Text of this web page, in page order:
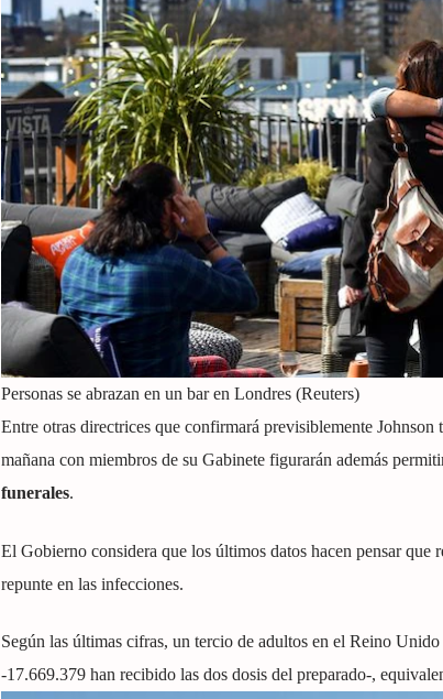
Personas se abrazan en un bar en Londres (Reuters)
Entre otras directrices que confirmará previsiblemente
mañana con miembros de su Gabinete figurarán además
funerales.
El Gobierno considera que los últimos datos hacen pensar que
repunte en las infecciones.
Según las últimas cifras, un tercio de adultos en el Reino
-17.669.379 han recibido las dos dosis del preparado-,